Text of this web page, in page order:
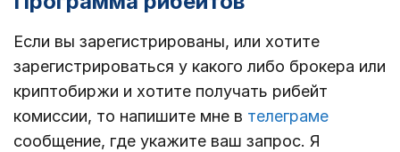
Если вы зарегистрированы, или хотите
зарегистрироваться у какого либо брокера или
криптобиржи и хотите получать рибейт
комиссии, то напишите мне в телеграме
сообщение, где укажите ваш запрос. Я